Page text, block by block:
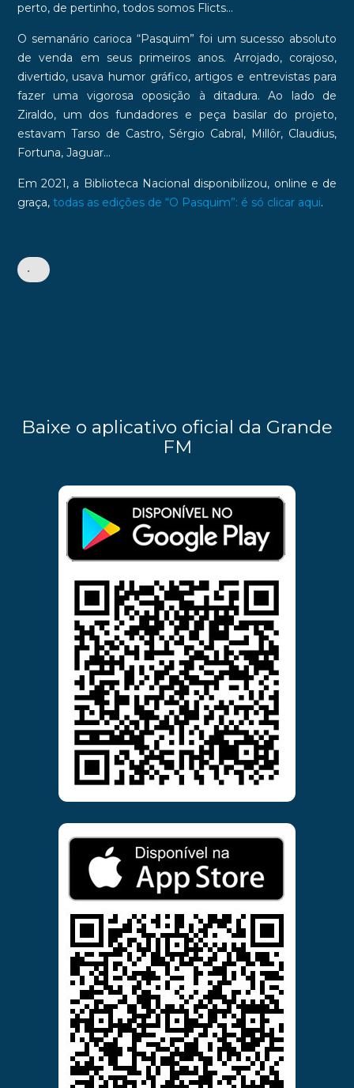
perto, de pertinho, todos somos Flicts...
O semanário carioca “Pasquim” foi um sucesso absoluto
de venda em seus primeiros anos. Arrojado, corajoso,
divertido, usava humor gráfico, artigos e entrevistas para
fazer uma vigorosa oposição à ditadura. Ao lado de
Ziraldo, um dos fundadores e peça basilar do projeto,
estavam Tarso de Castro, Sérgio Cabral, Millôr, Claudius,
Fortuna, Jaguar...
Em 2021, a Biblioteca Nacional disponibilizou, online e de
graça, todas as edições de “O Pasquim”: é só clicar aqui.
•
Baixe o aplicativo oficial da Grande
FM